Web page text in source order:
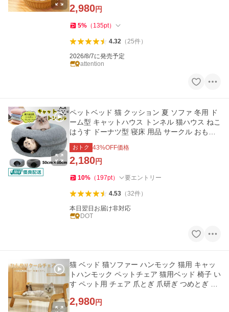
2,980円
5% （ 135pt）
4.32（25件）
2026/8/7に発売予定
attention
ペットベッド 猫 クッション 夏 ソファ 冬用 ド
ーム型 キャットハウス トンネル 猫ハウス ねこ
はうす ドーナツ型 寝床 用品 サークル おもち
ゃ
おトク 43%OFF価格
2,180円
10% （ 197pt） 要エントリー
4.53（32件）
本日翌日お届け非対応
DOT
猫 ベッド 猫ソファー ハンモック 猫用 キャッ
トハンモック ペットチェア 猫用ベッド 椅子 い
す ペット用 チェア 爪とぎ 爪研ぎ つめとぎ ペ
2,980円